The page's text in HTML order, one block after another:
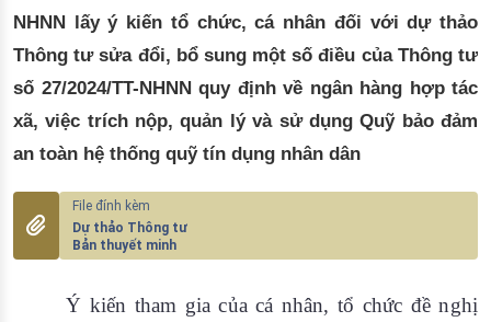
NHNN lấy ý kiến tổ chức, cá nhân đối với dự thảo
Thông tư sửa đổi, bổ sung một số điều của Thông tư
số 27/2024/TT-NHNN quy định về ngân hàng hợp tác
xã, việc trích nộp, quản lý và sử dụng Quỹ bảo đảm
an toàn hệ thống quỹ tín dụng nhân dân
Dự thảo Thông tư
Bản thuyết minh
Ý kiến tham gia của cá nhân, tổ chức đề nghị